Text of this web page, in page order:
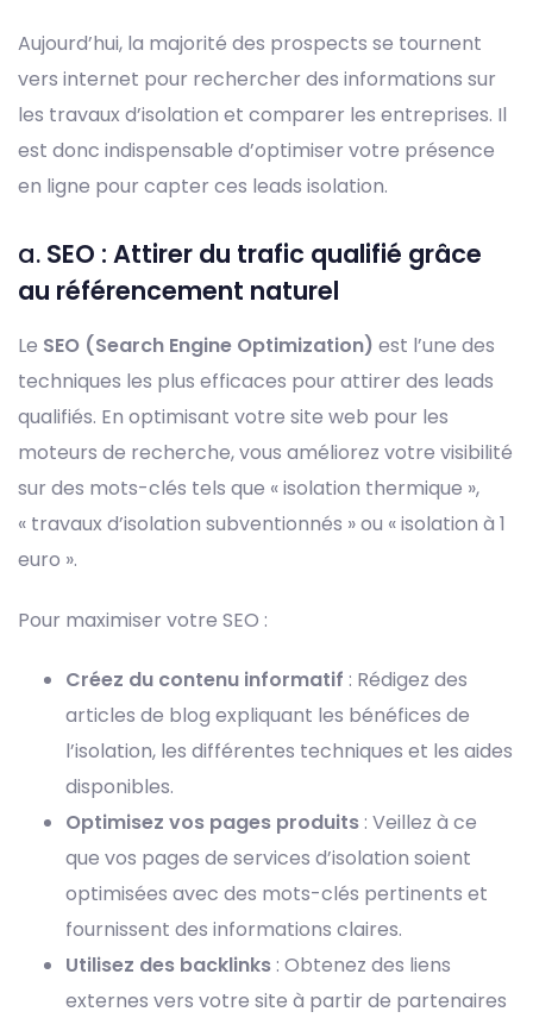
Aujourd’hui, la majorité des prospects se tournent
vers internet pour rechercher des informations sur
les travaux d’isolation et comparer les entreprises. Il
est donc indispensable d’optimiser votre présence
en ligne pour capter ces leads isolation.
a. SEO : Attirer du trafic qualifié grâce
au référencement naturel
Le SEO (Search Engine Optimization) est l’une des
techniques les plus efficaces pour attirer des leads
qualifiés. En optimisant votre site web pour les
moteurs de recherche, vous améliorez votre visibilité
sur des mots-clés tels que « isolation thermique »,
« travaux d’isolation subventionnés » ou « isolation à 1
euro ».
Pour maximiser votre SEO :
Créez du contenu informatif : Rédigez des
articles de blog expliquant les bénéfices de
l’isolation, les différentes techniques et les aides
disponibles.
Optimisez vos pages produits : Veillez à ce
que vos pages de services d’isolation soient
optimisées avec des mots-clés pertinents et
fournissent des informations claires.
Utilisez des backlinks : Obtenez des liens
externes vers votre site à partir de partenaires